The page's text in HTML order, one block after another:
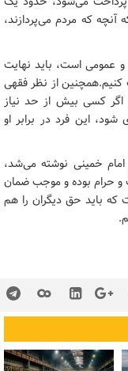
حالی که آنچه که مردم می‌پردازند،
و عمومی است، باید نهایت
از نظر فقهی
کسی بیش از حد نیاز
این فرد در برابر او
خمینی نوشته می‌شد،
و حرام بوده و موجب ضمان
که باید حق دیگران را هم